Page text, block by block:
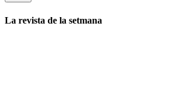
La revista de la setmana